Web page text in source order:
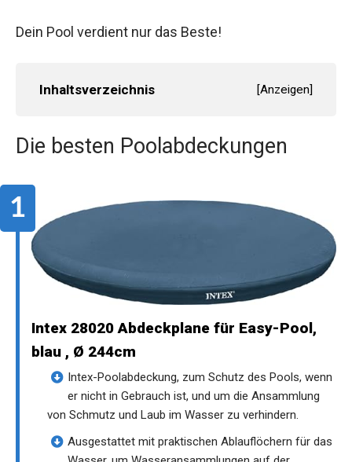
Dein Pool verdient nur das Beste!
Inhaltsverzeichnis [Anzeigen]
Die besten Poolabdeckungen
Intex 28020 Abdeckplane für Easy-Pool,
blau , Ø 244cm
Intex-Poolabdeckung, zum Schutz des Pools, wenn
er nicht in Gebrauch ist, und um die Ansammlung
von Schmutz und Laub im Wasser zu verhindern.
Ausgestattet mit praktischen Ablauflöchern für das